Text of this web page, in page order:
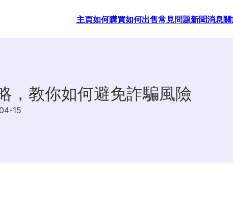
主頁如何購買如何出售常見問題新聞消息
，教你如何避免詐騙風險
15